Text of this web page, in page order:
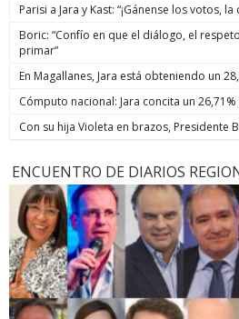
Parisi a Jara y Kast: “¡Gánense los votos, la
Boric: “Confío en que el diálogo, el
primar”
En Magallanes, Jara está obteniendo un
Cómputo nacional: Jara concita un 26,71%
Con su hija Violeta en brazos, Presidente
ENCUENTRO DE DIARIOS